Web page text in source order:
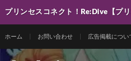
プリンセスコネクト！Re:Dive【プリ
ホーム お問い合わせ 広告掲載につい